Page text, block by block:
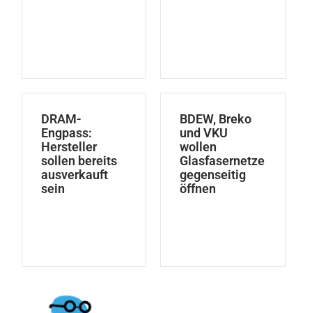
DRAM-
Engpass:
Hersteller
sollen bereits
ausverkauft
sein
BDEW, Breko
und VKU
wollen
Glasfasernetze
gegenseitig
öffnen